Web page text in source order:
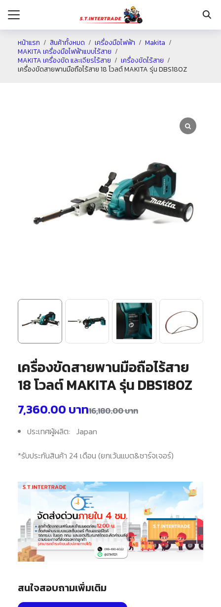
หน้าแรก สินค้าทั้งหมด เครื่องมือไฟฟ้า
Makita
MAKITA เครื่องมือไฟฟ้าแบบไร้สาย
MAKITA เครื่องขัด และเจียรไร้สาย
เครื่องขัดไร้สาย
เครื่องขัดสายพานมือถือไร้สาย 18 โวลต์ MAKITA รุ่น DBS180Z
เครื่องขัดสายพานมือถือไร้สาย
18 โวลต์ MAKITA รุ่น DBS180Z
16,180.00บาท
7,360.00 บาท
ประเทศผู้ผลิต: Japan
*รับประกันสินค้า 24 เดือน (ยกเว้นแบต&ชาร์จเจอร์)
สนใจสอบถามเพิ่มเติม